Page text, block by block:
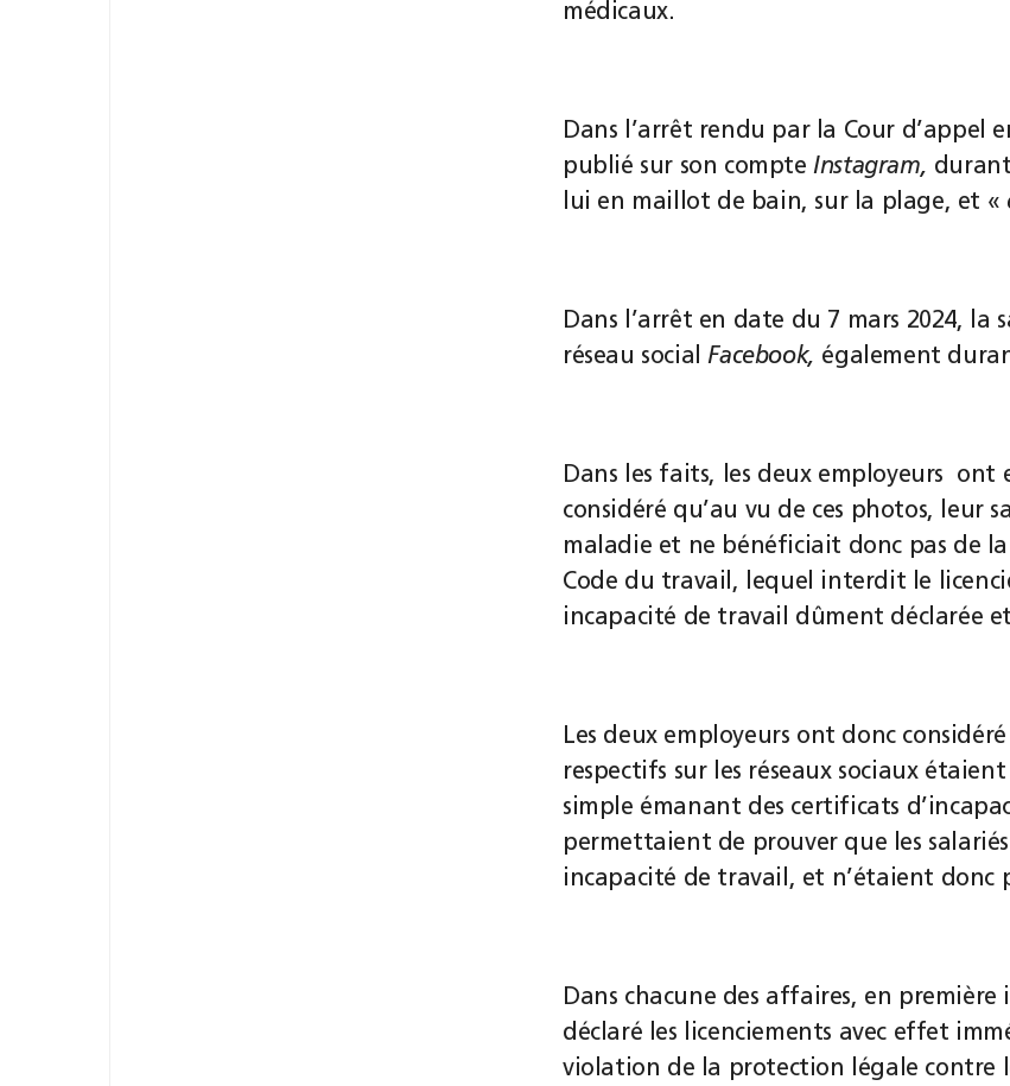
médicaux.
Dans l’arrêt rendu par la Cour d’appel
publié sur son compteInstagram,
lui en maillot de bain, sur la plage, et «
Dans l’arrêt en date du 7 mars 2024, la
réseau socialFacebook, également
Dans les faits, les deux employeurs ont
considéré qu’au vu de ces photos, leur
maladie et ne bénéficiait donc pas de
Code du travail, lequel interdit le
incapacité de travail dûment déclarée
Les deux employeurs ont donc
respectifs sur les réseaux sociaux
simple émanant des certificats
permettaient de prouver que les
incapacité de travail, et n’étaient donc
Dans chacune des affaires, en
déclaré les licenciements avec effet
violation de la protection légale contre